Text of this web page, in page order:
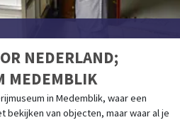
NEDERLAND;
MEDEMBLIK
in Medemblik, waar een
bekijken van objecten, maar waar al je